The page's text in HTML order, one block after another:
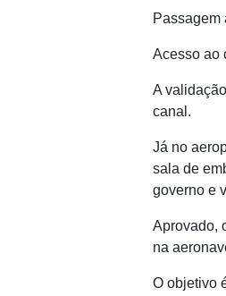
Passagem
Acesso ao
A
canal.
Já no
sala de
governo e
Aprovado,
na
O objetivo